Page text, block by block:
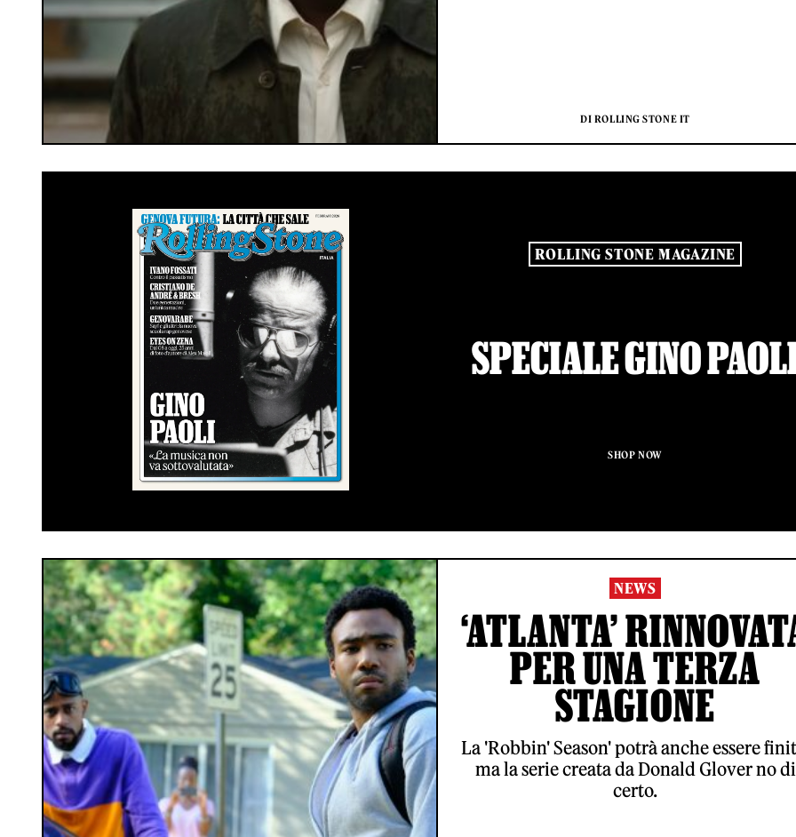
DI ROLLING STONE IT
ROLLING STONE MAGAZINE
SPECIALE GINO
SHOP NOW
NEWS
‘ATLANTA’
PER UNA TERZA
STAGIONE
La 'Robbin' Season' potrà anche essere
ma la serie creata da Donald Glover no di
certo.